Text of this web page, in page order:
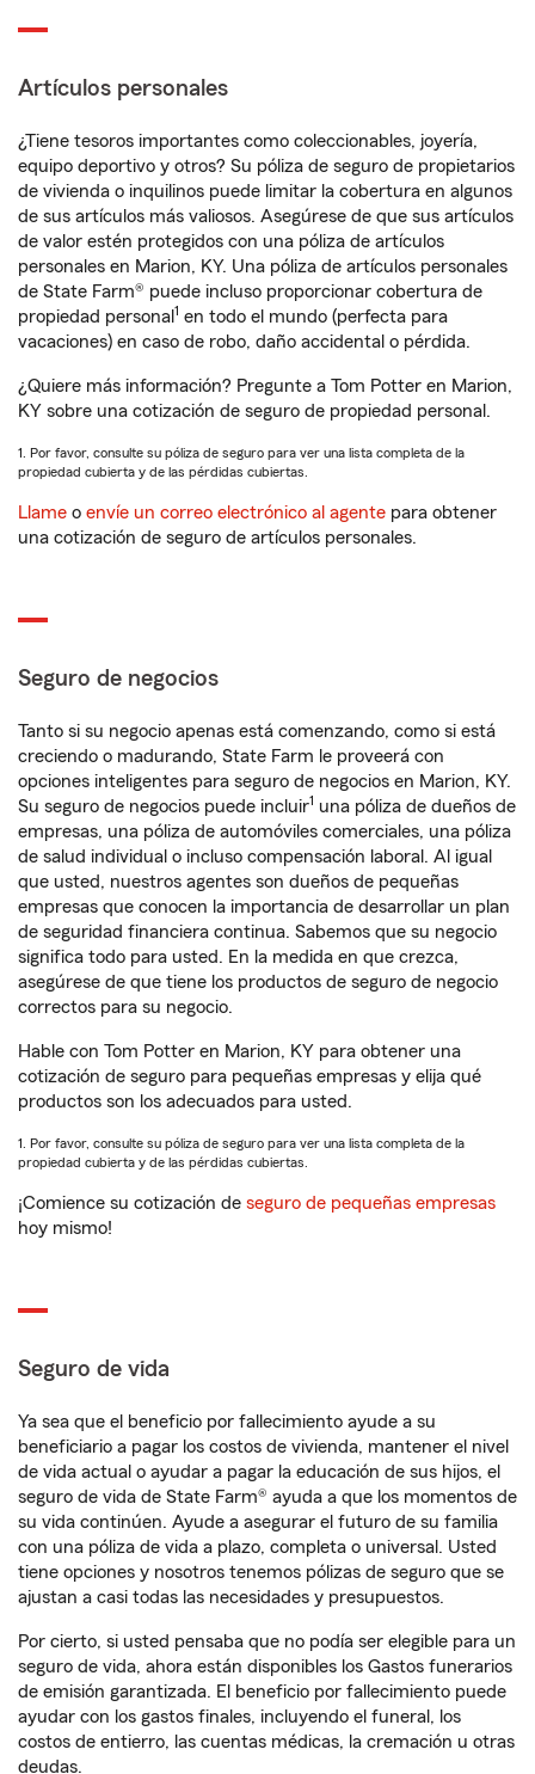
Artículos personales
¿Tiene tesoros importantes como coleccionables, joyería,
equipo deportivo y otros? Su póliza de seguro de propietarios
de vivienda o inquilinos puede limitar la cobertura en algunos
de sus artículos más valiosos. Asegúrese de que sus artículos
de valor estén protegidos con una póliza de artículos
personales en Marion, KY. Una póliza de artículos personales
de State Farm® puede incluso proporcionar cobertura de
propiedad personal 1 en todo el mundo (perfecta para
vacaciones) en caso de robo, daño accidental o pérdida.
¿Quiere más información? Pregunte a Tom Potter en Marion,
KY sobre una cotización de seguro de propiedad personal.
1. Por favor, consulte su póliza de seguro para ver una lista completa de la
propiedad cubierta y de las pérdidas cubiertas.
Llame o envíe un correo electrónico al agente para obtener
una cotización de seguro de artículos personales.
Seguro de negocios
Tanto si su negocio apenas está comenzando, como si está
creciendo o madurando, State Farm le proveerá con
opciones inteligentes para seguro de negocios en Marion, KY.
Su seguro de negocios puede incluir1 una póliza de dueños de
empresas, una póliza de automóviles comerciales, una póliza
de salud individual o incluso compensación laboral. Al igual
que usted, nuestros agentes son dueños de pequeñas
empresas que conocen la importancia de desarrollar un plan
de seguridad financiera continua. Sabemos que su negocio
significa todo para usted. En la medida en que crezca,
asegúrese de que tiene los productos de seguro de negocio
correctos para su negocio.
Hable con Tom Potter en Marion, KY para obtener una
cotización de seguro para pequeñas empresas y elija qué
productos son los adecuados para usted.
1. Por favor, consulte su póliza de seguro para ver una lista completa de la
propiedad cubierta y de las pérdidas cubiertas.
¡Comience su cotización de seguro de pequeñas empresas
hoy mismo!
Seguro de vida
Ya sea que el beneficio por fallecimiento ayude a su
beneficiario a pagar los costos de vivienda, mantener el nivel
de vida actual o ayudar a pagar la educación de sus hijos, el
seguro de vida de State Farm® ayuda a que los momentos de
su vida continúen. Ayude a asegurar el futuro de su familia
con una póliza de vida a plazo, completa o universal. Usted
tiene opciones y nosotros tenemos pólizas de seguro que se
ajustan a casi todas las necesidades y presupuestos.
Por cierto, si usted pensaba que no podía ser elegible para un
seguro de vida, ahora están disponibles los Gastos funerarios
de emisión garantizada. El beneficio por fallecimiento puede
ayudar con los gastos finales, incluyendo el funeral, los
costos de entierro, las cuentas médicas, la cremación u otras
deudas.